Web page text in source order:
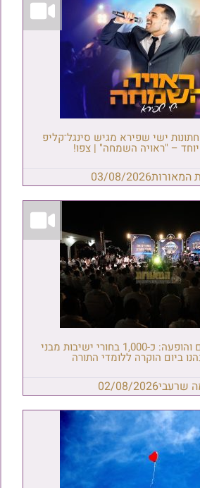
ישי שפירא מגיש סינגל־קליפ
– "ראויה השמחה" | צפו!
המאורות03/08/2026
אטרקציות, פינוקים והופעה: כ-1,000 בחורי ישיבות מבני
ביום הוקרה ללומדי התורה
שרעבי02/08/2026